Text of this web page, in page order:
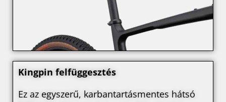
Kingpin felfüggesztés
Ez az egyszerű, karbantartásmentes hátsó